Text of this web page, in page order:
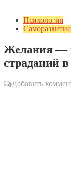
Психология
Саморазвитие
Желания —
страданий
Добавить